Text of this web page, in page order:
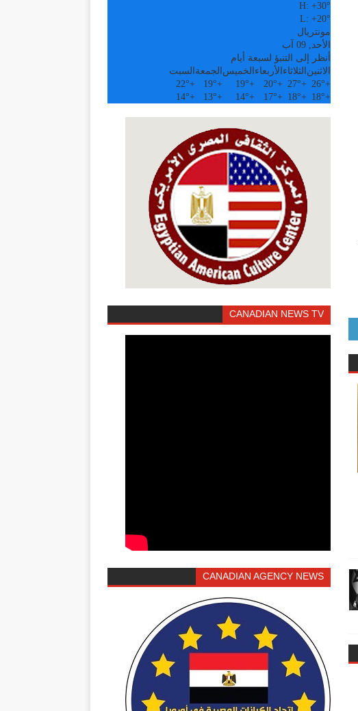
H: +30°
L: +20°
مونتريال
الأحد, 09 آب
أنظر إلى التنبؤ لسبعة أيام
الاثنين الثلاثاء الأربعاء الخميس الجمعة السبت
+
26°
+
27°
+
20°
+
19°
+
19°
+
22°
+
18°
+
18°
+
17°
+
14°
+
13°
+
14°
CANADIAN NEWS TV
CANADIAN AGENCY NEWS